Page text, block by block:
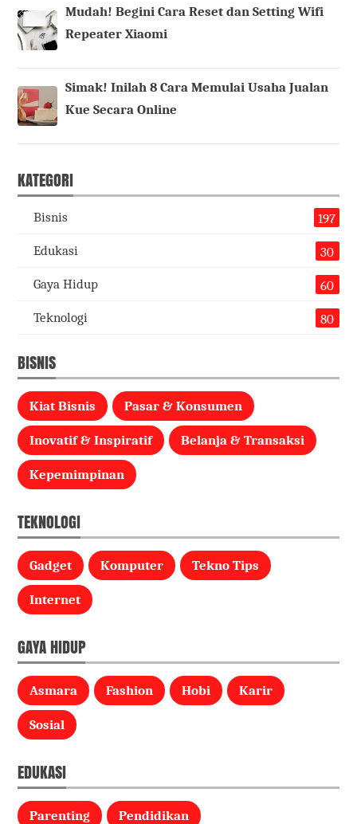
Mudah! Begini Cara Reset dan Setting Wifi
Repeater Xiaomi
Simak! Inilah 8 Cara Memulai Usaha Jualan
Kue Secara Online
KATEGORI
Bisnis 197
Edukasi 30
Gaya Hidup 60
Teknologi 80
BISNIS
Kiat Bisnis Pasar & Konsumen
Inovatif & Inspiratif Belanja & Transaksi
Kepemimpinan
TEKNOLOGI
Gadget Komputer Tekno Tips
Internet
GAYA HIDUP
Asmara Fashion Hobi Karir
Sosial
EDUKASI
Parenting Pendidikan